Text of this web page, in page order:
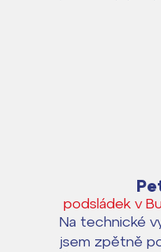
Na technické
jsem zpětně
podsládek v